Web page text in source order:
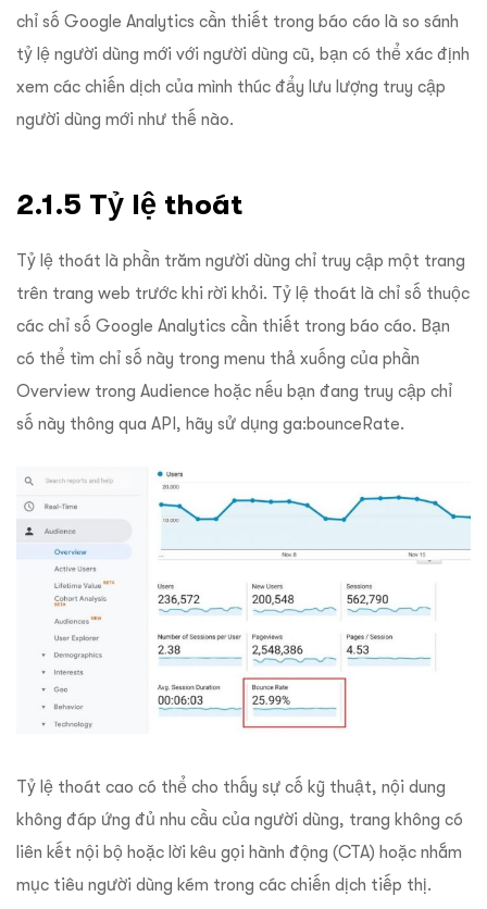
chỉ số Google Analytics cần thiết trong báo cáo là so sánh
tỷ lệ người dùng mới với người dùng cũ, bạn có thể xác định
xem các chiến dịch của mình thúc đẩy lưu lượng truy cập
người dùng mới như thế nào.
2.1.5 Tỷ lệ thoát
Tỷ lệ thoát là phần trăm người dùng chỉ truy cập một trang
trên trang web trước khi rời khỏi. Tỷ lệ thoát là chỉ số thuộc
các chỉ số Google Analytics cần thiết trong báo cáo. Bạn
có thể tìm chỉ số này trong menu thả xuống của phần
Overview trong Audience hoặc nếu bạn đang truy cập chỉ
số này thông qua API, hãy sử dụng ga:bounceRate.
Tỷ lệ thoát cao có thể cho thấy sự cố kỹ thuật, nội dung
không đáp ứng đủ nhu cầu của người dùng, trang không có
liên kết nội bộ hoặc lời kêu gọi hành động (CTA) hoặc nhắm
mục tiêu người dùng kém trong các chiến dịch tiếp thị.